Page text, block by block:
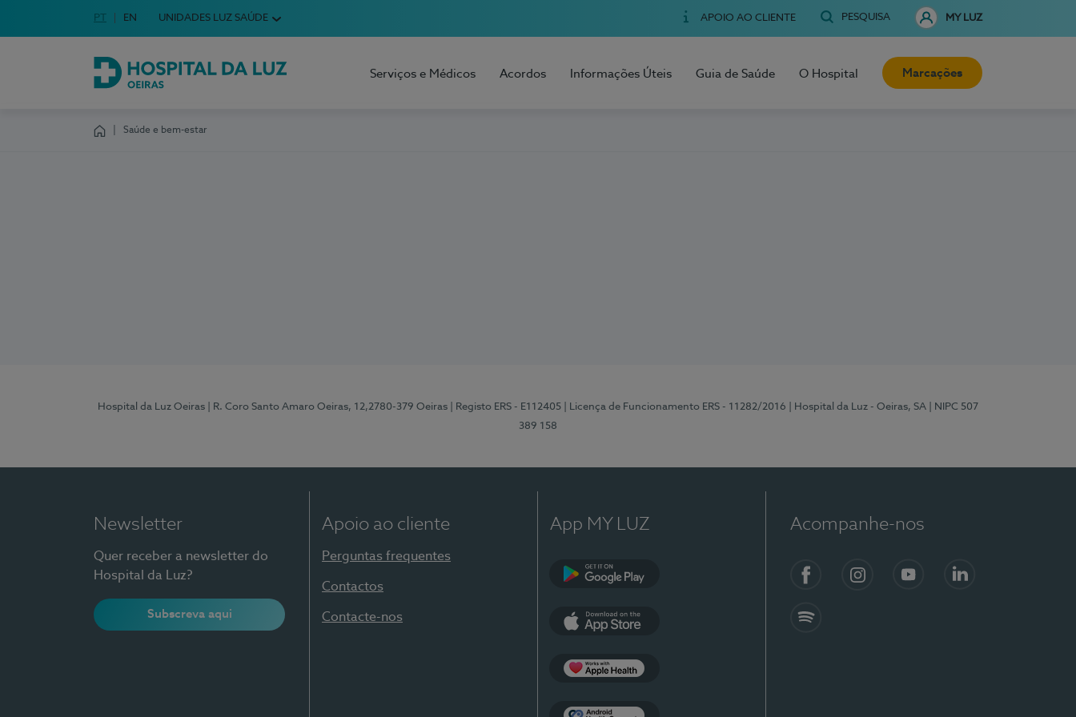
Escolha o seu idioma
Idioma em Português
PT English Language
EN UNIDADES LUZ SAÚDE APOIO AO CLIENTE PESQUISA MY LUZ
Hospital da Luz Oeiras
Serviços e Médicos Acordos Informações Úteis Guia de Saúde O Hospital Marcações
Saúde e bem-estar
Hospital da Luz Oeiras | R. Coro Santo Amaro Oeiras, 12,2780-379 Oeiras | Registo ERS - E112405 | Licença de Funcionamento ERS - 11282/2016 | Hospital da Luz - Oeiras, SA
| NIPC 507
389 158
Newsletter
Quer receber a newsletter do
Hospital da Luz?
Subscreva aqui
Apoio ao cliente
Perguntas frequentes
Contactos
Contacte-nos
App MY LUZ Acompanhe-nos